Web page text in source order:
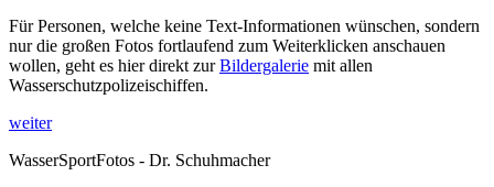
Für Personen, welche keine Text-Informationen wünschen, sondern
nur die großen Fotos fortlaufend zum Weiterklicken anschauen
wollen, geht es hier direkt zurBildergalerie mit allen
Wasserschutzpolizeischiffen.
weiter
WasserSportFotos - Dr. Schuhmacher